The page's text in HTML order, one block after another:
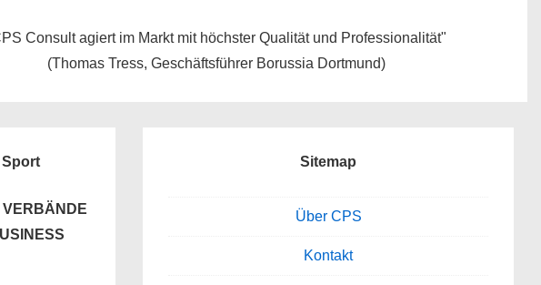
Consult agiert im Markt mit höchster Qualität und Professionalität"
(Thomas Tress, Geschäftsführer Borussia Dortmund)
Sport Sitemap
Über CPS
Kontakt